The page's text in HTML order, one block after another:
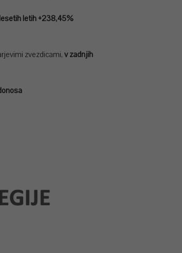
letih +238,45%
zvezdicami,v zadnjih